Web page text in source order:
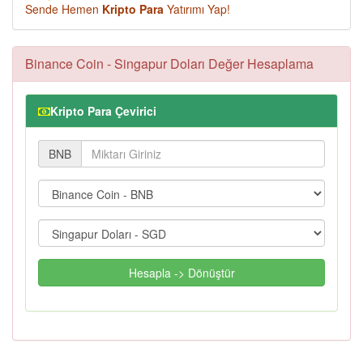
Sende Hemen Kripto Para Yatırımı Yap!
Binance Coin - Singapur Doları Değer Hesaplama
Kripto Para Çevirici
BNB
Hesapla -> Dönüştür